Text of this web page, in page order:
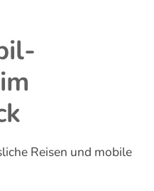
Reisen und mobile